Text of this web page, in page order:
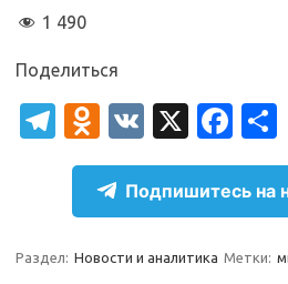
1 490
Поделиться
T
el
gr
a
O
d
n
o
kl
V
K
X
Fa
c
e
b
o
Подпишитесь на
Раздел: Новости и аналитика Метки: